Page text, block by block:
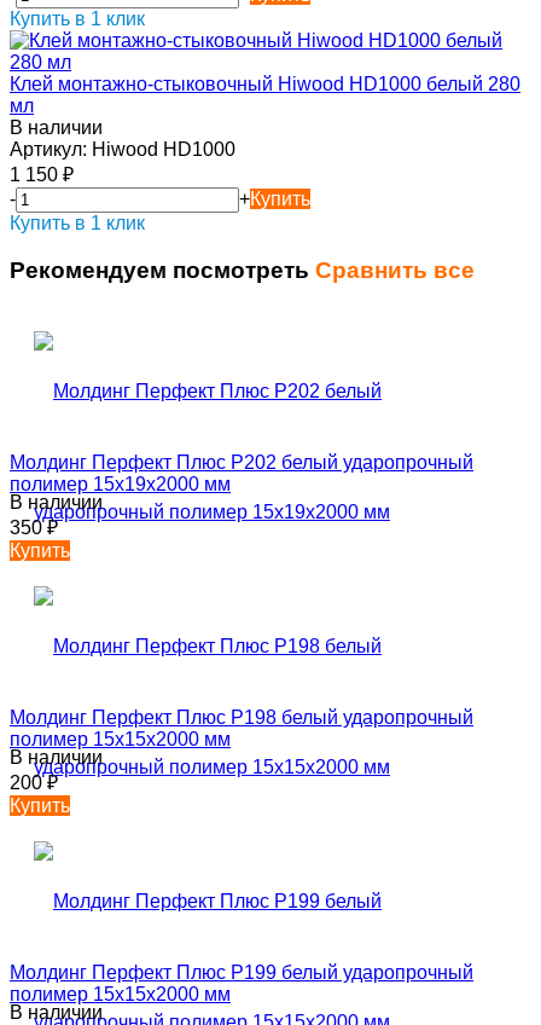
Купить в 1 клик
Клей монтажно-стыковочный Hiwood HD1000 белый 280
мл
В наличии
Артикул: Hiwood HD1000
1 150 ₽
-
+Купить
Купить в 1 клик
Рекомендуем посмотреть Сравнить все
Молдинг Перфект Плюс P202 белый ударопрочный
полимер 15х19х2000 мм
В наличии
350₽
Купить
Молдинг Перфект Плюс P198 белый ударопрочный
полимер 15х15х2000 мм
В наличии
200₽
Купить
Молдинг Перфект Плюс P199 белый ударопрочный
полимер 15х15х2000 мм
В наличии